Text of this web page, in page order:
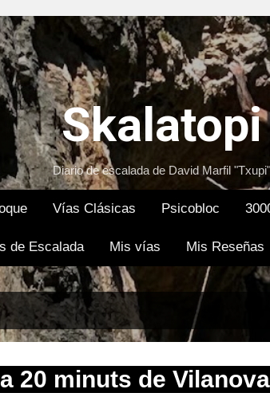
Ir al contenido principal
Skalatopi
Diario de escalada de David Marfil "Txupi"
Vías Clásicas Psicobloc
de Escalada Mis vías Mis Reseñas
20 minuts de